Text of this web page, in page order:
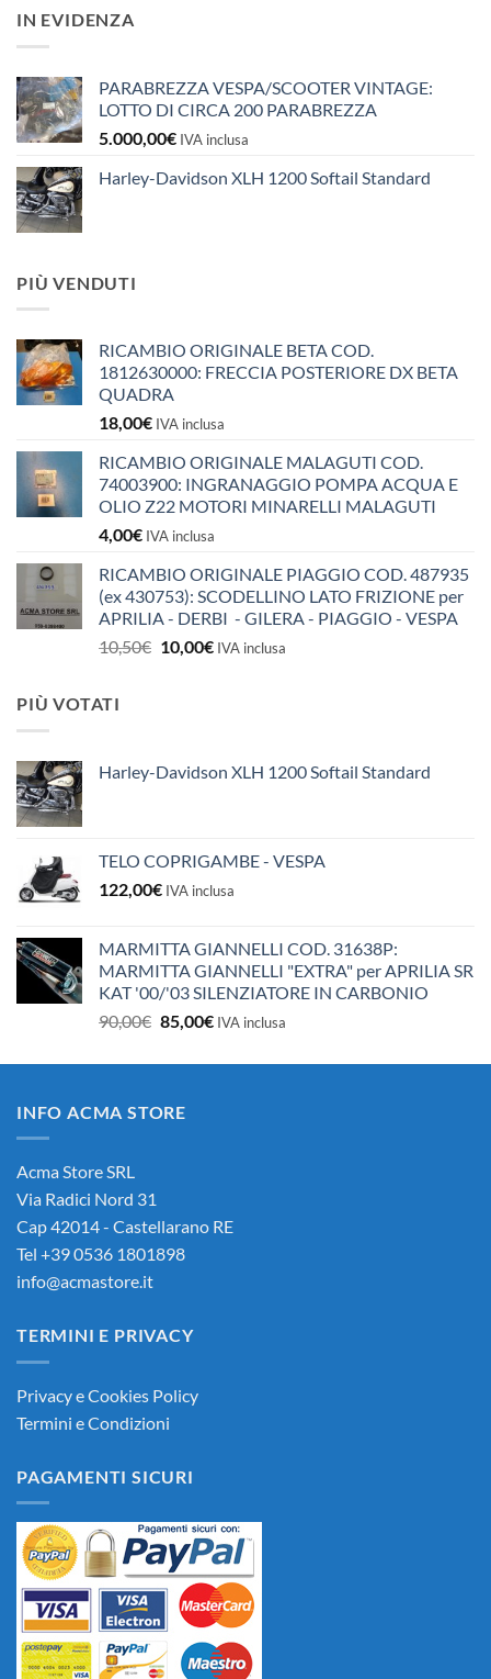
IN EVIDENZA
PARABREZZA VESPA/SCOOTER VINTAGE:
LOTTO DI CIRCA 200 PARABREZZA
5.000,00€ IVA inclusa
Harley-Davidson XLH 1200 Softail Standard
PIÙ VENDUTI
RICAMBIO ORIGINALE BETA COD.
1812630000: FRECCIA POSTERIORE DX BETA
QUADRA
18,00€ IVA inclusa
RICAMBIO ORIGINALE MALAGUTI COD.
74003900: INGRANAGGIO POMPA ACQUA E
OLIO Z22 MOTORI MINARELLI MALAGUTI
4,00€ IVA inclusa
RICAMBIO ORIGINALE PIAGGIO COD. 487935
(ex 430753): SCODELLINO LATO FRIZIONE per
APRILIA - DERBI - GILERA - PIAGGIO - VESPA
10,50€ Il
10,00€IlIVA inclusa
PIÙ VOTATI
Harley-Davidson XLH 1200 Softail Standard
TELO COPRIGAMBE - VESPA
122,00€ IVA inclusa
MARMITTA GIANNELLI COD. 31638P:
MARMITTA GIANNELLI "EXTRA" per APRILIA SR
KAT '00/'03 SILENZIATORE IN CARBONIO
90,00€ Il
originale
90,00€.
85,00€Il
attuale
IVA inclusa
INFO ACMA STORE
Acma Store SRL
Via Radici Nord 31
Cap 42014 - Castellarano RE
Tel +39 0536 1801898
info@acmastore.it
TERMINI E PRIVACY
Privacy e Cookies Policy
Termini e Condizioni
PAGAMENTI SICURI